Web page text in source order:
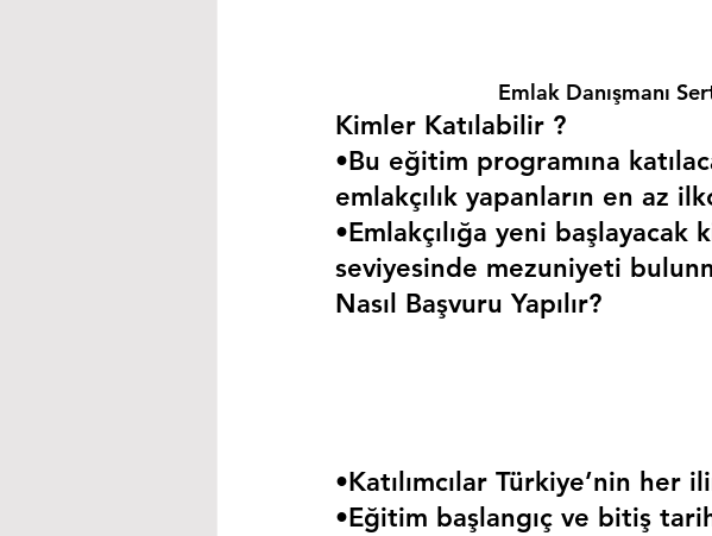
Emlak Danışmanı
Kimler Katılabilir ?
•Bu eğitim programına
emlakçılık yapanların en az
•Emlakçılığa yeni
seviyesinde mezuniyeti
Nasıl Başvuru Yapılır?
•Katılımcılar Türkiye’nin her
•Eğitim başlangıç ve bitiş